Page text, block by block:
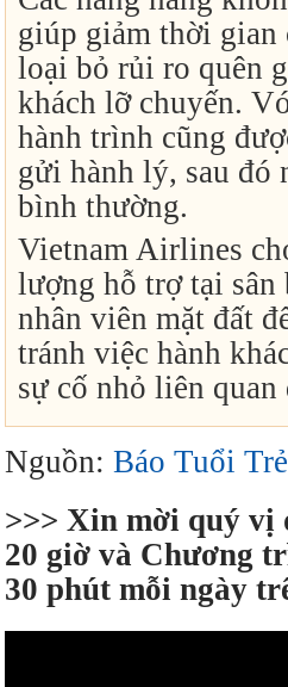
giúp giảm thời gian
loại bỏ rủi ro quên
khách lỡ chuyến.
hành trình cũng
gửi hành lý, sau đó
bình thường.
Vietnam Airlines
lượng hỗ trợ tại sân
nhân viên mặt đất
tránh việc hành
sự cố nhỏ liên quan
Nguồn: Báo Tuổi Trẻ
>>> Xin mời quý vị
20 giờ và Chương
30 phút mỗi ngày